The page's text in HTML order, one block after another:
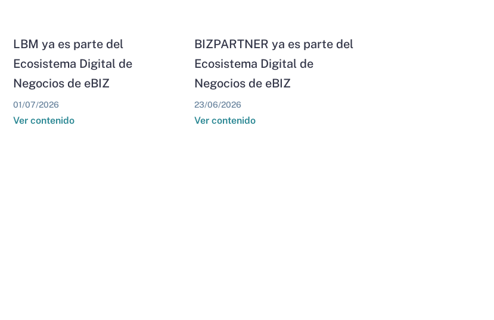
LBM ya es parte del
Ecosistema Digital de
Negocios de eBIZ
01/07/2026
Ver contenido
BIZPARTNER ya es parte del
Ecosistema Digital de
Negocios de eBIZ
23/06/2026
Ver contenido